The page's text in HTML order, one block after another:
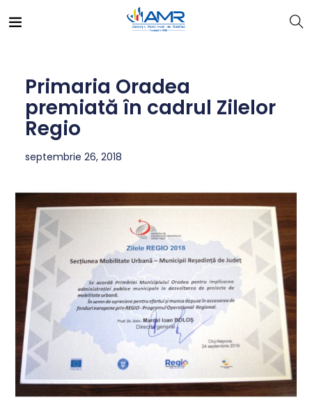
Primaria Oradea
premiată în cadrul Zilelor
Regio
septembrie 26, 2018